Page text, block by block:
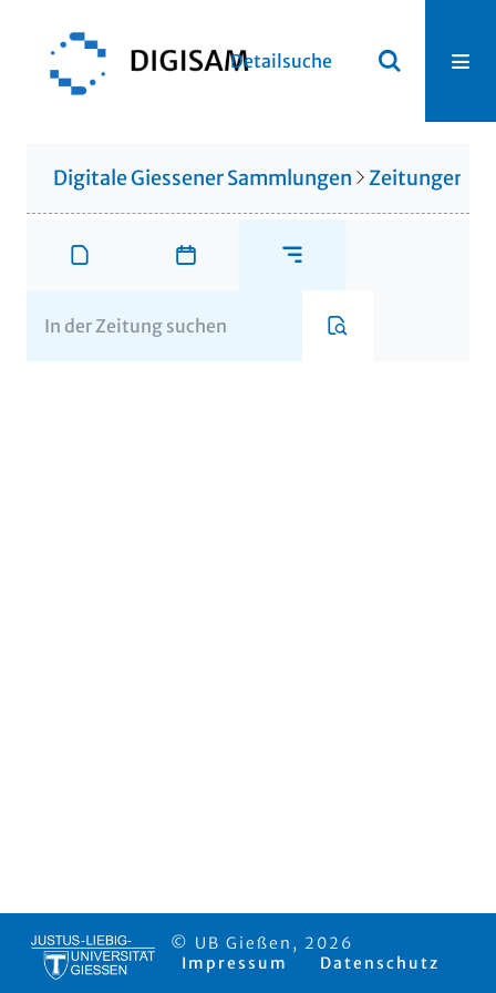
Detailsuche
Digitale Giessener Sammlungen Zeitungen
© UB Gießen, 2026
Impressum
Datenschutz